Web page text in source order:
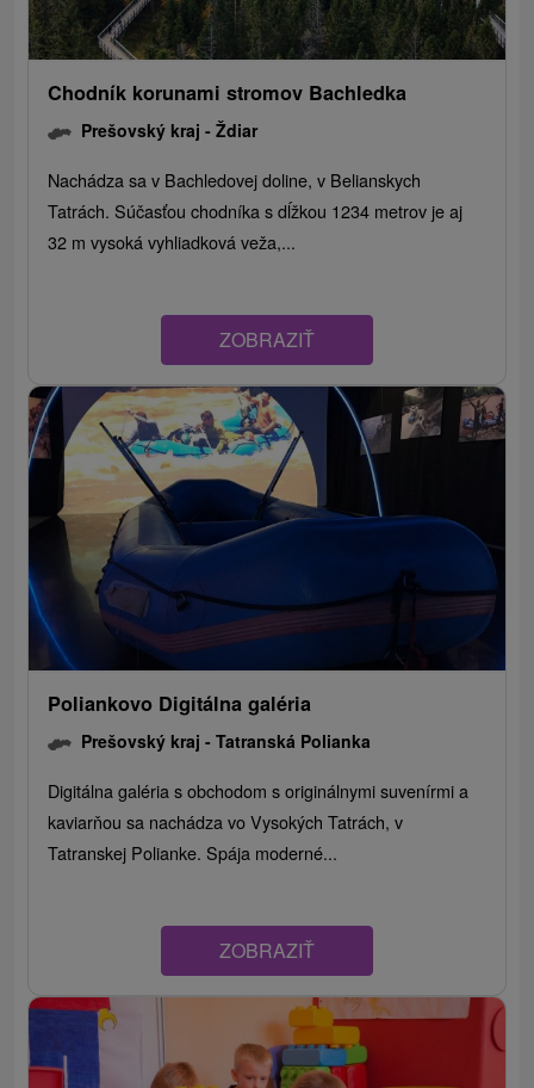
Chodník korunami stromov Bachledka
Prešovský kraj -Ždiar
Nachádza sa v Bachledovej doline, v Belianskych
Tatrách. Súčasťou chodníka s dĺžkou 1234 metrov je aj
32 m vysoká vyhliadková veža,...
ZOBRAZIŤ
Poliankovo Digitálna galéria
Prešovský kraj -Tatranská Polianka
Digitálna galéria s obchodom s originálnymi suvenírmi a
kaviarňou sa nachádza vo Vysokých Tatrách, v
Tatranskej Polianke. Spája moderné...
ZOBRAZIŤ